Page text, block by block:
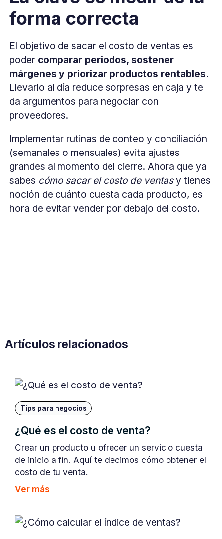
forma correcta
El objetivo de sacar el costo de ventas es
poder comparar periodos, sostener
márgenes y priorizar productos rentables.
Llevarlo al día reduce sorpresas en caja y te
da argumentos para negociar con
proveedores.
Implementar rutinas de conteo y conciliación
(semanales o mensuales) evita ajustes
grandes al momento del cierre. Ahora que ya
sabes cómo sacar el costo de ventasy tienes
noción de cuánto cuesta cada producto, es
hora de evitar vender por debajo del costo.
Artículos relacionados
Tips para negocios
¿Qué es el costo de venta?
Crear un producto u ofrecer un servicio cuesta
de inicio a fin. Aquí te decimos cómo obtener el
costo de tu venta.
Ver más